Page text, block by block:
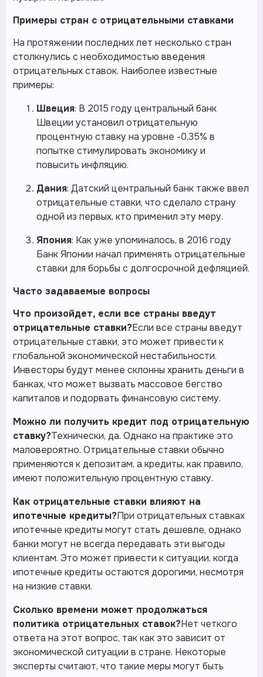
Примеры стран с отрицательными ставками
На протяжении последних лет несколько стран
столкнулись с необходимостью введения
отрицательных ставок. Наиболее известные
примеры:
Швеция: В 2015 году центральный банк
Швеции установил отрицательную
процентную ставку на уровне -0,35% в
попытке стимулировать экономику и
повысить инфляцию.
Дания: Датский центральный банк также ввел
отрицательные ставки, что сделало страну
одной из первых, кто применил эту меру.
Япония: Как уже упоминалось, в 2016 году
Банк Японии начал применять отрицательные
ставки для борьбы с долгосрочной дефляцией.
Часто задаваемые вопросы
Что произойдет, если все страны введут
отрицательные ставки?Если все страны введут
отрицательные ставки, это может привести к
глобальной экономической нестабильности.
Инвесторы будут менее склонны хранить деньги в
банках, что может вызвать массовое бегство
капиталов и подорвать финансовую систему.
Можно ли получить кредит под отрицательную
ставку?Технически, да. Однако на практике это
маловероятно. Отрицательные ставки обычно
применяются к депозитам, а кредиты, как правило,
имеют положительную процентную ставку.
Как отрицательные ставки влияют на
ипотечные кредиты?При отрицательных ставках
ипотечные кредиты могут стать дешевле, однако
банки могут не всегда передавать эти выгоды
клиентам. Это может привести к ситуации, когда
ипотечные кредиты остаются дорогими, несмотря
на низкие ставки.
Сколько времени может продолжаться
политика отрицательных ставок?Нет четкого
ответа на этот вопрос, так как это зависит от
экономической ситуации в стране. Некоторые
эксперты считают, что такие меры могут быть